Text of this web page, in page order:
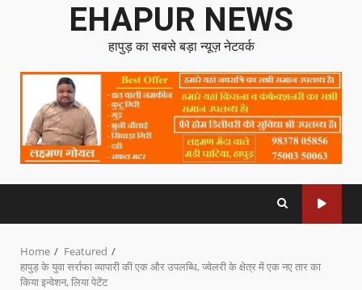
EHAPUR NEWS
हापुड़ का सबसे बड़ा न्यूज़ नेटवर्क
Home
Featured
हापुड़ के युवा सर्राफा व्यापारी की एक और उपलब्धि, ज्वेलरी के क्षेत्र में एक नए तार का
किया इन्वेशन, लिया पेटेंट